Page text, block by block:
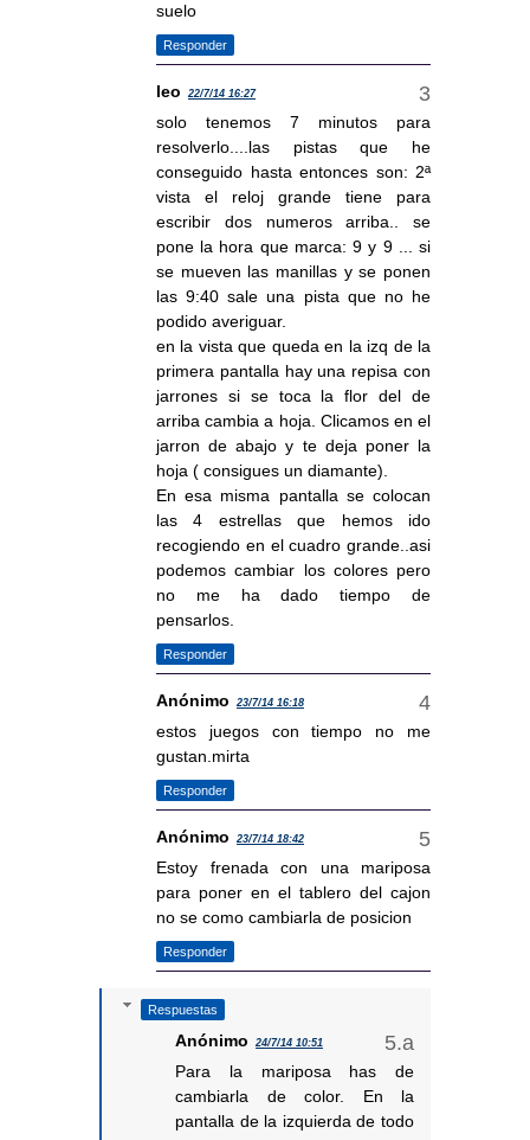
suelo
Responder
leo 22/7/14 16:27
solo tenemos 7 minutos para
resolverlo....las pistas que he
conseguido hasta entonces son: 2ª
vista el reloj grande tiene para
escribir dos numeros arriba.. se
pone la hora que marca: 9 y 9 ... si
se mueven las manillas y se ponen
las 9:40 sale una pista que no he
podido averiguar.
en la vista que queda en la izq de la
primera pantalla hay una repisa con
jarrones si se toca la flor del de
arriba cambia a hoja. Clicamos en el
jarron de abajo y te deja poner la
hoja ( consigues un diamante).
En esa misma pantalla se colocan
las 4 estrellas que hemos ido
recogiendo en el cuadro grande..asi
podemos cambiar los colores pero
no me ha dado tiempo de
pensarlos.
Responder
Anónimo 23/7/14 16:18
estos juegos con tiempo no me
gustan.mirta
Responder
Anónimo 23/7/14 18:42
Estoy frenada con una mariposa
para poner en el tablero del cajon
no se como cambiarla de posicion
Responder
Respuestas
Anónimo 24/7/14 10:51
Para la mariposa has de
cambiarla de color. En la
pantalla de la izquierda de todo